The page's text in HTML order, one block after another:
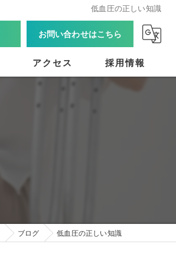
低血圧の正しい知識
お問い合わせはこちら
アクセス 採用情報
ブログ 低血圧の正しい知識